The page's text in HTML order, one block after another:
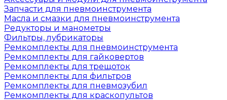
Запчасти для пневмоинструмента
Масла и смазки для пневмоинструмента
Редукторы и манометры
Фильтры, лубрикаторы
Ремкомплекты для пневмоинструмента
Ремкомплекты для гайковертов
Ремкомплекты для трещоток
Ремкомплекты для фильтров
Ремкомплекты для пневмозубил
Ремкомплекты для краскопультов